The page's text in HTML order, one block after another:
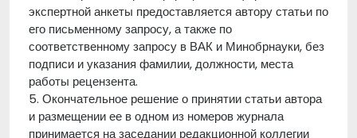
экспертной анкеты предоставляется автору статьи по
его письменному запросу, а также по
соответственному запросу в ВАК и Минобрнауки, без
подписи и указания фамилии, должности, места
работы рецензента.
5. Окончательное решение о принятии статьи автора
и размещении ее в одном из номеров журнала
принимается на заседании редакционной коллегии